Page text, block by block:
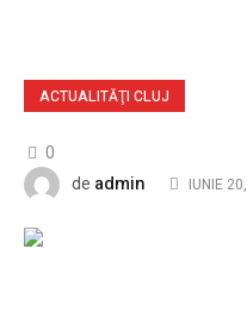
ACTUALITĂŢI CLUJ
0
de admin IUNIE